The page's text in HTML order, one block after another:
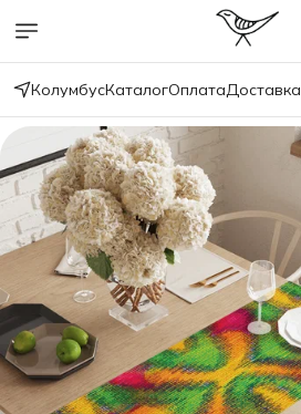
КолумбусКаталогОплатаДоставка